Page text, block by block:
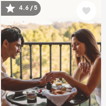
Imagem
4.6 / 5